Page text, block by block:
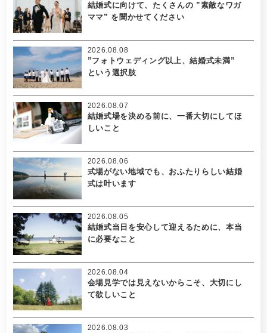
結婚式に向けて、たくさんの ”素敵なワガ
ママ” を聞かせてください
”フォトウェディング以上、結婚式未満”
という選択肢
2026.08.08
結婚式場を決める前に、一番大切にしてほ
しいこと
2026.08.07
式場がない地域でも、おふたりらしい結婚
式は叶います
2026.08.06
結婚式当日を安心して迎えるために、本当
に必要なこと
2026.08.05
会場見学では見えないからこそ、大切にし
て欲しいこと
2026.08.04
2026.08.03